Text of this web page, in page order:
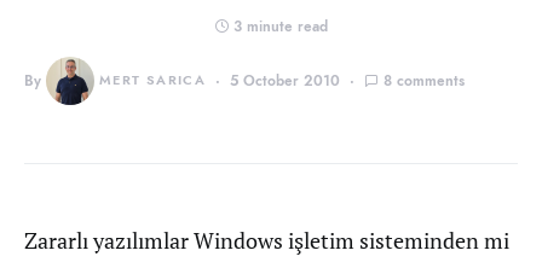
3 minute read
By MERT SARICA 5 October 2010 8 comments
Zararlı yazılımlar Windows işletim sisteminden mi